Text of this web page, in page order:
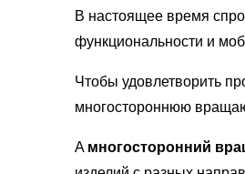
В настоящее время
функциональности и
Чтобы удовлетворить
многостороннюю
A многосторонний